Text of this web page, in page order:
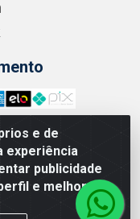
e de
experiência
publicidade
e melhorar a
746 - Ipsep,
0001-61